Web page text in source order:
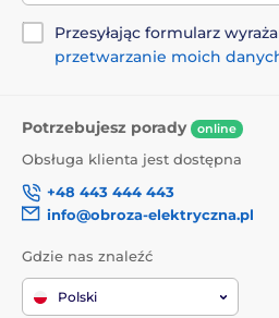
Przesyłając formularz
przetwarzanie moich
Potrzebujesz porady online
Obsługa klienta jest dostępna
+48 443 444 443
info@obroza-elektryczna.pl
Gdzie nas znaleźć
Polski